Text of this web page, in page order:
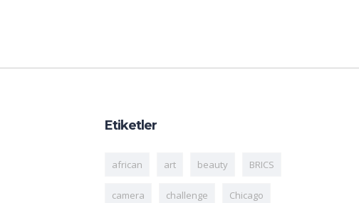
Etiketler
african art beauty BRICS
camera challenge Chicago